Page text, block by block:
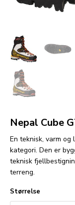
Nepal Cube
En teknisk, varm
kategori. Den er
teknisk
terreng.
Størrelse